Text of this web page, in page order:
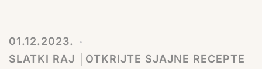
01.12.2023.
SLATKI RAJ │OTKRIJTE SJAJNE RECEPTE